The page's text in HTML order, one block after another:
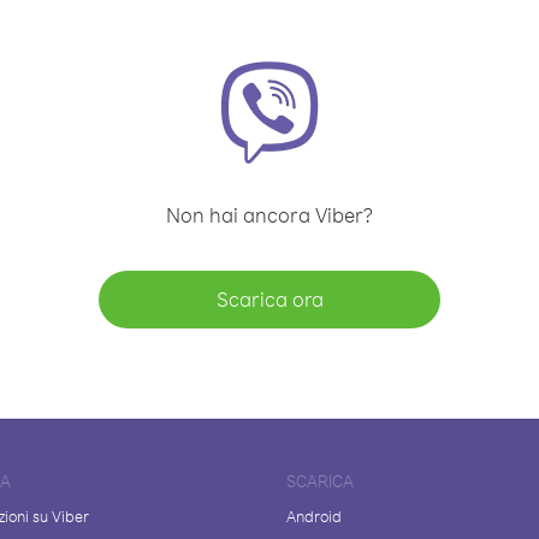
Non hai ancora Viber?
Scarica ora
su Viber
SCARICA
Android